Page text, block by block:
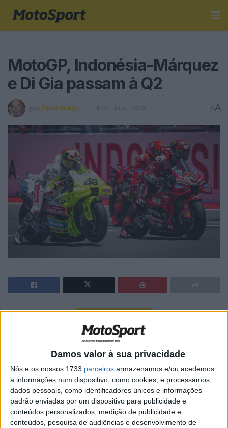
Damos valor à sua privacidade
Nós e os nossos 1733 parceiros armazenamos e/ou acedemos
a informações num dispositivo, como cookies, e processamos
dados pessoais, como identificadores únicos e informações
padrão enviadas por um dispositivo para publicidade e
conteúdos personalizados, medição de publicidade e
conteúdos, pesquisa de audiências e desenvolvimento de
MotoGP, Indonésia-Márquez
e Di Gia passam à Q2
por Paulo Araújo 4 Outubro, 2025 AA
🔊 Ouvir artigo
Os dois pilotos da VR46 rodearam o Campeão Mundial
Di Giannatonio à frente, Márquez a seguir, Morbidelli
terceiro… foi assim que acabou a curta sessão de
qualificaçãoQ1, a que Miguel Oliveira escapou pela
primeira vez este ano, ao passar diretamente à Q2.
Numa sessão disputadíssima, atrás do tempo vencedor
de Fabio Di Giannantonio de 1:29.580, Miller foi 4º e